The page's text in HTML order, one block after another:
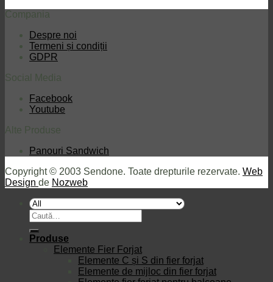
Compania
Despre noi
Termeni și condiții
GDPR
Social Media
Facebook
Youtube
Alte Produse
Panouri Sandwich
Copyright © 2003 Sendone. Toate drepturile rezervate. Web
Design de Nozweb
Caută
după:
Produse
Elemente Fier Forjat
Elemente C și S din fier forjat
Elemente de mijloc din fier forjat